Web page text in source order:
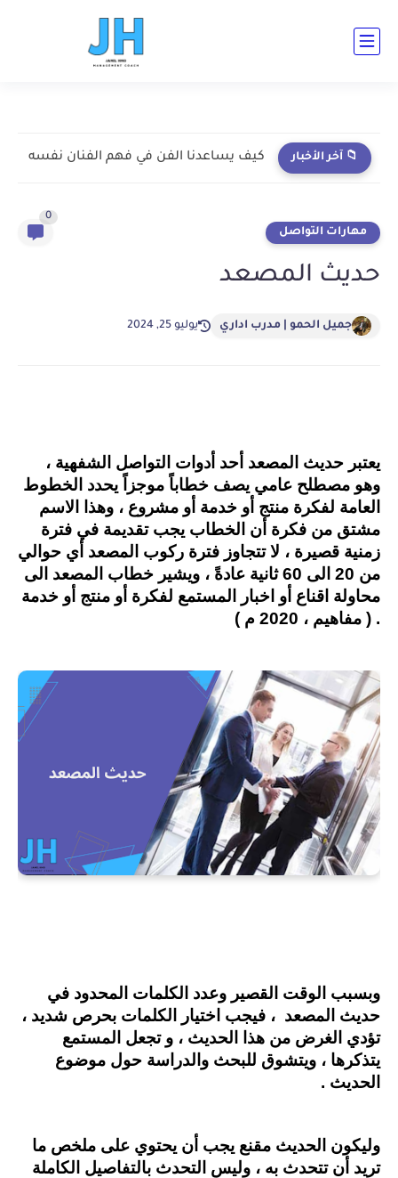
📁 آخر الأخبار كيف يساعدنا الفن في فهم الفنان نفسه
مهارات التواصل
0
حديث المصعد
جميل الحمو | مدرب اداري يوليو 25, 2024
يعتبر حديث المصعد أحد أدوات التواصل الشفهية ،
وهو مصطلح عامي يصف خطاباً موجزاً يحدد الخطوط
العامة لفكرة منتج أو خدمة أو مشروع ، وهذا الاسم
مشتق من فكرة أن الخطاب يجب تقديمة في فترة
زمنية قصيرة ، لا تتجاوز فترة ركوب المصعد أي حوالي
من 20 الى 60 ثانية عادةً ، ويشير خطاب المصعد الى
محاولة اقناع أو اخبار المستمع لفكرة أو منتج أو خدمة
. ( مفاهيم ، 2020 م )
وبسبب الوقت القصير وعدد الكلمات المحدود في
حديث المصعد ، فيجب اختيار الكلمات بحرص شديد ،
تؤدي الغرض من هذا الحديث ، و تجعل المستمع
يتذكرها ، ويتشوق للبحث والدراسة حول موضوع
الحديث .
وليكون الحديث مقنع يجب أن يحتوي على ملخص ما
تريد أن تتحدث به ، وليس التحدث بالتفاصيل الكاملة